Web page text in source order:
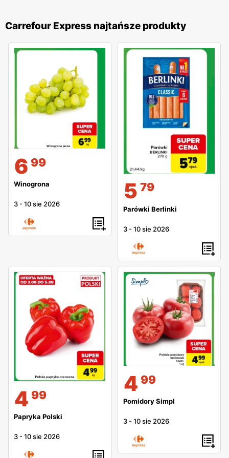
Carrefour Express najtańsze produkty
6 99
Winogrona
3 -10 sie 2026
5 79
Parówki Berlinki
3 -10 sie 2026
4 99
Papryka Polski
3 -10 sie 2026
4 99
Pomidory Simpl
3 -10 sie 2026